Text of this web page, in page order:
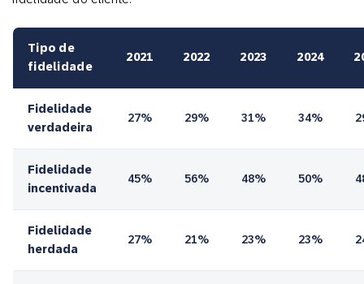
Tipo de
fidelidade
2021 2022 2023 2024
Fidelidade
verdadeira
27% 29% 31% 34%
Fidelidade
incentivada
45% 56% 48% 50%
Fidelidade
herdada
27% 21% 23% 23%